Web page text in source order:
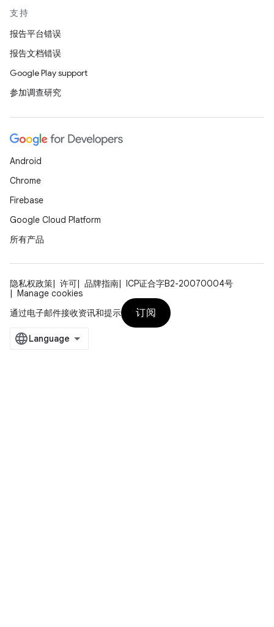
支持
报告平台错误
报告文档错误
Google Play support
参加调查研究
Android
Chrome
Firebase
Google Cloud Platform
所有产品
隐私权政策 许可 品牌指南
ICP证合字B2-20070004号
Manage cookies
通过电子邮件接收资讯和提示
订阅